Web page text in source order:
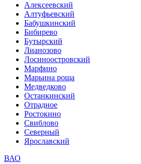
Алексеевский
Алтуфьевский
Бабушкинский
Бибирево
Бутырский
Лианозово
Лосиноостровский
Марфино
Марьина роща
Медведково
Останкинский
Отрадное
Ростокино
Свиблово
Северный
Ярославский
ВАО